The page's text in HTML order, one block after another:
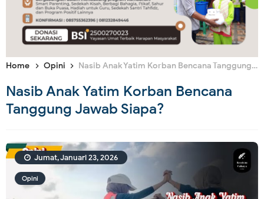
Home Opini Nasib Anak Yatim Korban Bencana Tanggung Jawab Siapa?
Nasib Anak Yatim Korban Bencana
Tanggung Jawab Siapa?
Opini
Jumat, Januari 23, 2026